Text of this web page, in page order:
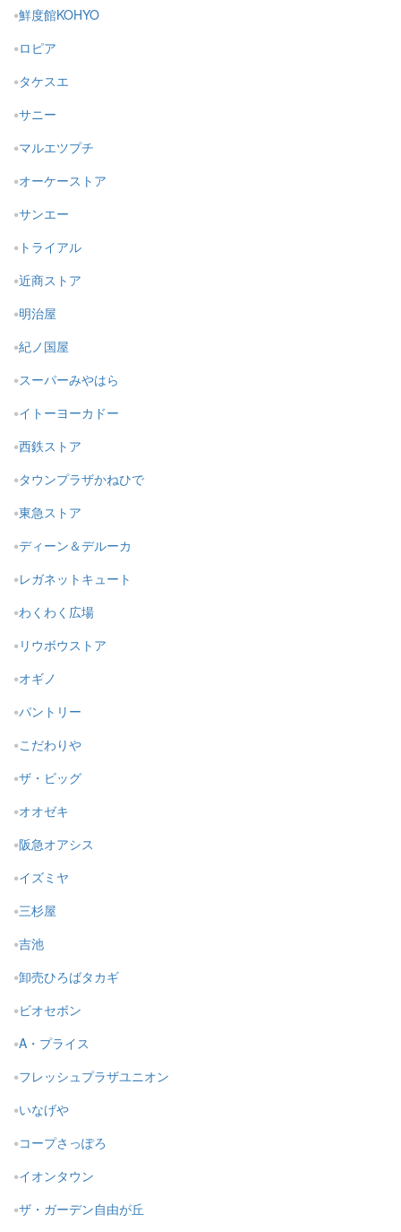
鮮度館KOHYO
ロピア
タケスエ
サニー
マルエツプチ
オーケーストア
サンエー
トライアル
近商ストア
明治屋
紀ノ国屋
スーパーみやはら
イトーヨーカドー
西鉄ストア
タウンプラザかねひで
東急ストア
ディーン＆デルーカ
レガネットキュート
わくわく広場
リウボウストア
オギノ
パントリー
こだわりや
ザ・ビッグ
オオゼキ
阪急オアシス
イズミヤ
三杉屋
吉池
卸売ひろばタカギ
ビオセボン
A・プライス
フレッシュプラザユニオン
いなげや
コープさっぽろ
イオンタウン
ザ・ガーデン自由が丘